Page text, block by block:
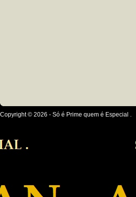
Copyright © 2026 - Só é Prime quem é Especial .